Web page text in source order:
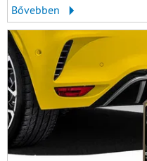
Bővebben